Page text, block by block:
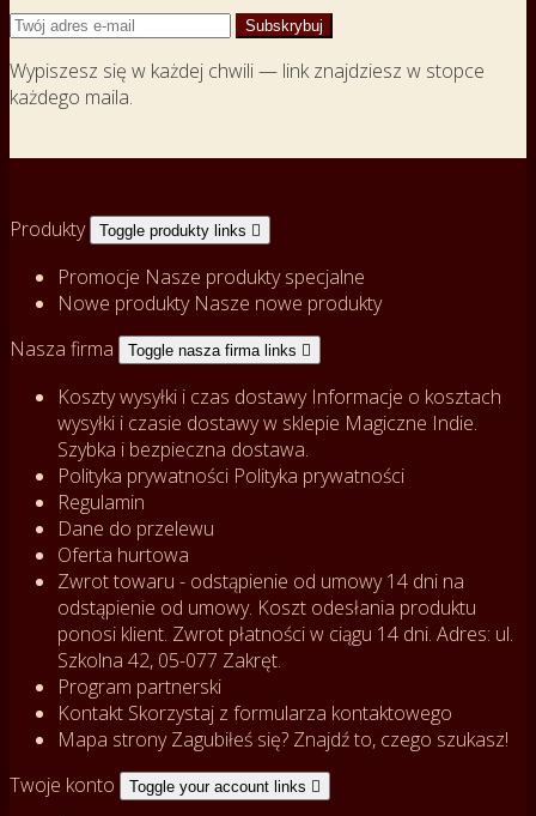
Wypiszesz się w każdej chwili — link znajdziesz w stopce
każdego maila.
Produkty Toggle produkty links 
Promocje Nasze produkty specjalne
Nowe produkty Nasze nowe produkty
Nasza firma
Toggle nasza firma links 
Koszty wysyłki i czas dostawy Informacje o kosztach
wysyłki i czasie dostawy w sklepie Magiczne Indie.
Szybka i bezpieczna dostawa.
Polityka prywatności Polityka prywatności
Regulamin
Dane do przelewu
Oferta hurtowa
Zwrot towaru - odstąpienie od umowy14 dni na
odstąpienie od umowy. Koszt odesłania produktu
ponosi klient. Zwrot płatności w ciągu 14 dni. Adres: ul.
Szkolna 42, 05-077 Zakręt.
Program partnerski
Kontakt Skorzystaj z formularza kontaktowego
Mapa stronyZagubiłeś się? Znajdź to, czego szukasz!
Twoje konto
Toggle your account links 